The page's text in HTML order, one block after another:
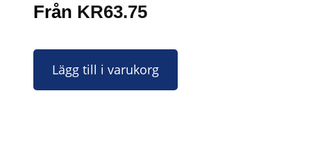
Från 63.75
KR
Lägg till i varukorg